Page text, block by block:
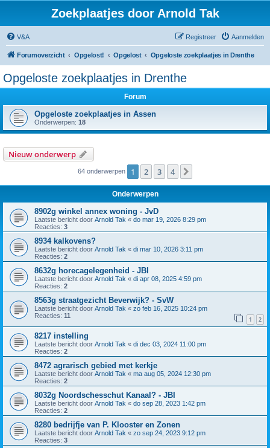
Zoekplaatjes door Arnold Tak
V&A Aanmelden
Registreer
Forumoverzicht Opgelost! Opgelost Opgeloste zoekplaatjes in Drenthe
Opgeloste zoekplaatjes in Drenthe
Forum
Opgeloste zoekplaatjes in Assen
Onderwerpen: 18
Nieuw onderwerp
64 onderwerpen 1 2 3 4
Onderwerpen
8902g winkel annex woning - JvD
Laatste bericht door Arnold Tak « do mar 19, 2026 8:29 pm
Reacties: 3
8934 kalkovens?
Laatste bericht door Arnold Tak « di mar 10, 2026 3:11 pm
Reacties: 2
8632g horecagelegenheid - JBI
Laatste bericht door Arnold Tak « di apr 08, 2025 4:59 pm
Reacties: 2
8563g straatgezicht Beverwijk? - SvW
Laatste bericht door Arnold Tak « zo feb 16, 2025 10:24 pm
Reacties: 11 1 2
8217 instelling
Laatste bericht door Arnold Tak « di dec 03, 2024 11:00 pm
Reacties: 2
8472 agrarisch gebied met kerkje
Laatste bericht door Arnold Tak « ma aug 05, 2024 12:30 pm
Reacties: 2
8032g Noordschesschut Kanaal? - JBI
Laatste bericht door Arnold Tak « do sep 28, 2023 1:42 pm
Reacties: 2
8280 bedrijfje van P. Klooster en Zonen
Laatste bericht door Arnold Tak « zo sep 24, 2023 9:12 pm
Reacties: 3